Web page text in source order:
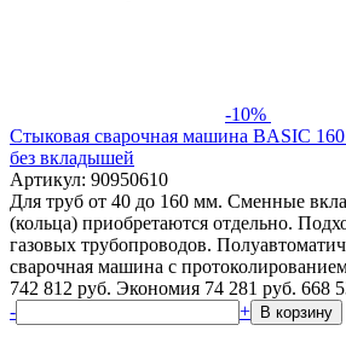
-10%
Стыковая сварочная машина BASIC
без вкладышей
Артикул: 90950610
Для труб от 40 до 160 мм. Сменные
(кольца) приобретаются отдельно.
газовых трубопроводов.
сварочная машина с
742 812 руб. Экономия 74 281 руб. 668
-
+ В корзину